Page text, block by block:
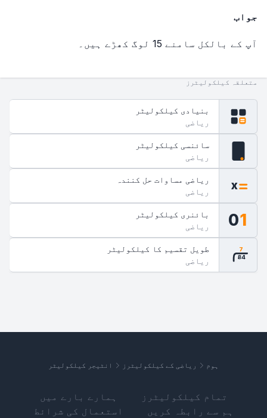
جواب
آپ کے بالکل سامنے 15 لوگ کھڑے ہیں۔
متعلقہ کیلکولیٹرز
بنیادی کیلکولیٹر
ریاضی
سائنسی کیلکولیٹر
ریاضی
x
ریاضی مساوات حل کنندہ
ریاضی
01
بائنری کیلکولیٹر
ریاضی
84
7
طویل تقسیم کا کیلکولیٹر
ریاضی
ہوم ریاضی کے کیلکولیٹرز انٹیجر کیلکولیٹر
تمام کیلکولیٹرز
ہمارے بارے میں
ہم سے رابطہ کریں
استعمال کی شرائط